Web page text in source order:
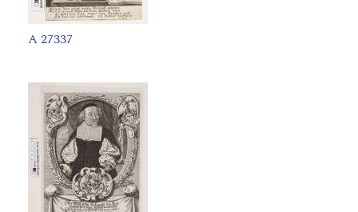
A 27337